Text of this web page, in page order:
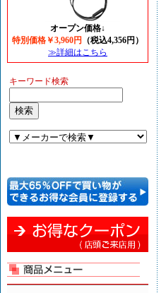
オープン価格↓
特別価格￥3,960円
（税込4,356円）
≫詳細はこちら
キーワード検索